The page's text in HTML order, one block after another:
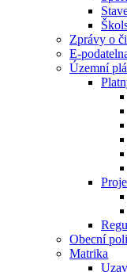
Zprávy o
E-
Územní
Obecní
Matrika